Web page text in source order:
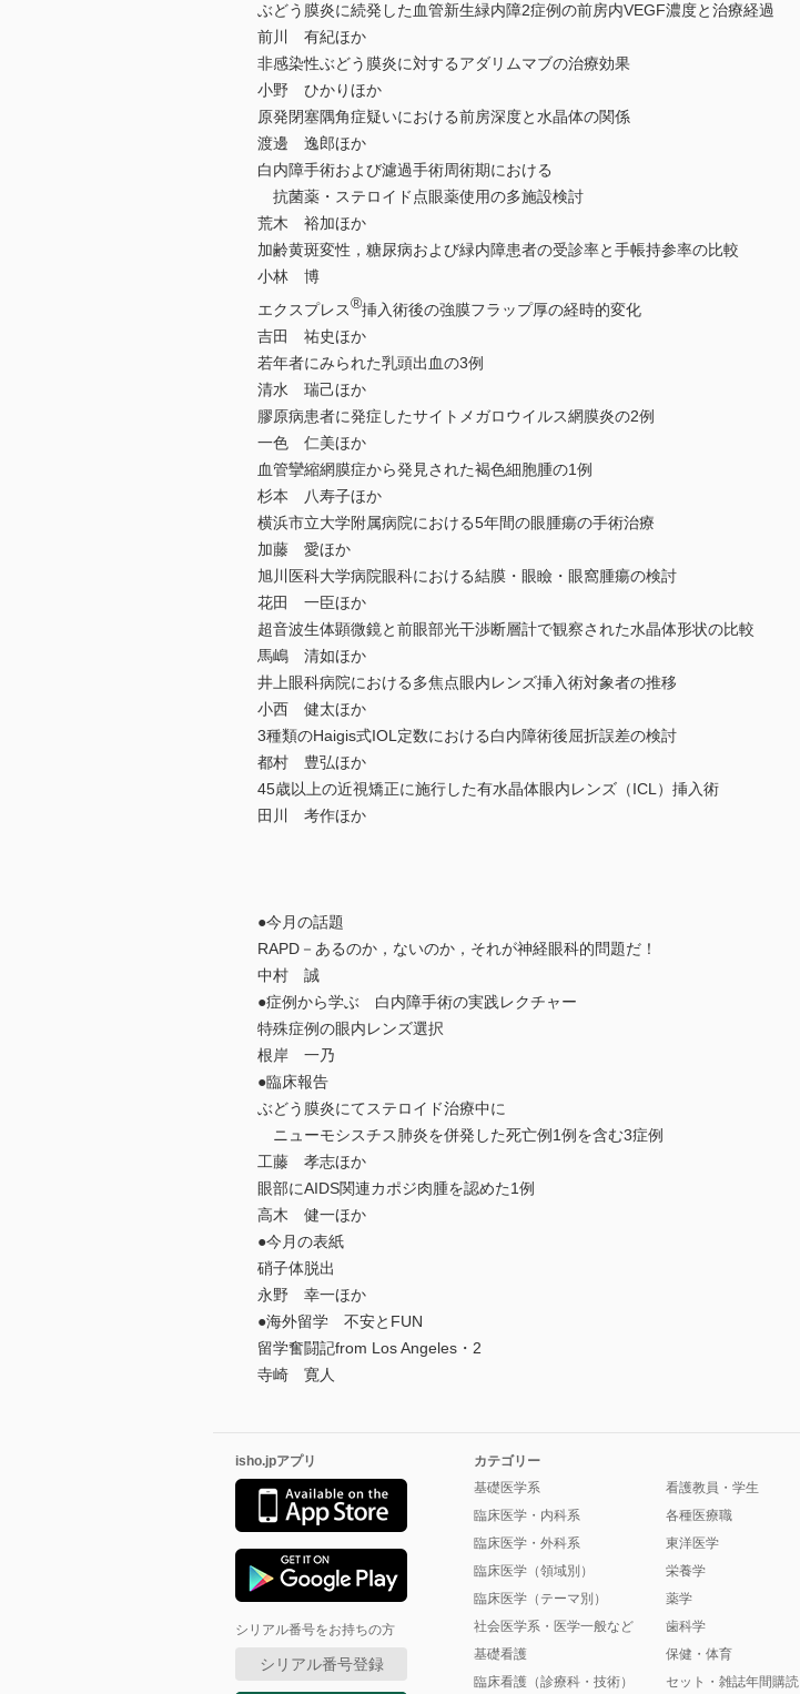
ぶどう膜炎に続発した血管新生緑内障2症例の前房内VEGF濃度と治療経過
前川 有紀ほか
非感染性ぶどう膜炎に対するアダリムマブの治療効果
小野 ひかりほか
原発閉塞隅角症疑いにおける前房深度と水晶体の関係
渡邊 逸郎ほか
白内障手術および濾過手術周術期における
抗菌薬・ステロイド点眼薬使用の多施設検討
荒木 裕加ほか
加齢黄斑変性，糖尿病および緑内障患者の受診率と手帳持参率の比較
小林 博
エクスプレス®挿入術後の強膜フラップ厚の経時的変化
吉田 祐史ほか
若年者にみられた乳頭出血の3例
清水 瑞己ほか
膠原病患者に発症したサイトメガロウイルス網膜炎の2例
一色 仁美ほか
血管攣縮網膜症から発見された褐色細胞腫の1例
杉本 八寿子ほか
横浜市立大学附属病院における5年間の眼腫瘍の手術治療
加藤 愛ほか
旭川医科大学病院眼科における結膜・眼瞼・眼窩腫瘍の検討
花田 一臣ほか
超音波生体顕微鏡と前眼部光干渉断層計で観察された水晶体形状の比較
馬嶋 清如ほか
井上眼科病院における多焦点眼内レンズ挿入術対象者の推移
小西 健太ほか
3種類のHaigis式IOL定数における白内障術後屈折誤差の検討
都村 豊弘ほか
45歳以上の近視矯正に施行した有水晶体眼内レンズ（ICL）挿入術
田川 考作ほか
●今月の話題
RAPD－あるのか，ないのか，それが神経眼科的問題だ！
中村 誠
●症例から学ぶ 白内障手術の実践レクチャー
特殊症例の眼内レンズ選択
根岸 一乃
●臨床報告
ぶどう膜炎にてステロイド治療中に
ニューモシスチス肺炎を併発した死亡例1例を含む3症例
工藤 孝志ほか
眼部にAIDS関連カポジ肉腫を認めた1例
高木 健一ほか
●今月の表紙
硝子体脱出
永野 幸一ほか
●海外留学 不安とFUN
留学奮闘記from Los Angeles・2
寺崎 寛人
isho.jpアプリ
シリアル番号をお持ちの方
シリアル番号登録
カテゴリー
基礎医学系
臨床医学・内科系
臨床医学・外科系
臨床医学（領域別）
臨床医学（テーマ別）
社会医学系・医学一般など
基礎看護
臨床看護（診療科・技術）
看護教員・学生
各種医療職
東洋医学
栄養学
薬学
歯科学
保健・体育
セット・雑誌年間購読